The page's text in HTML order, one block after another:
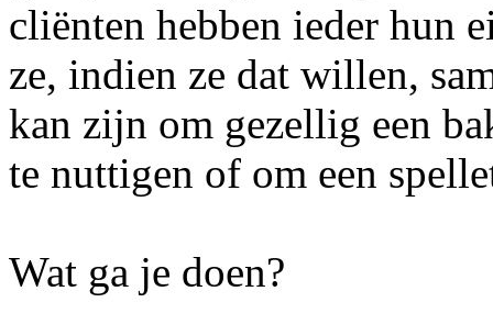
cliënten hebben ieder hun
ze, indien ze dat willen,
kan zijn om gezellig een
te nuttigen of om een
Wat ga je doen?